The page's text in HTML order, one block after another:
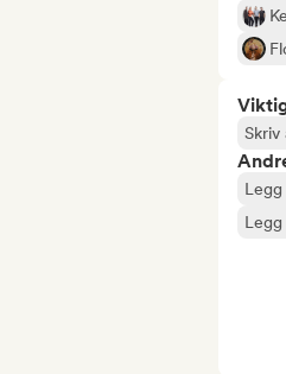
Skriv
Legg